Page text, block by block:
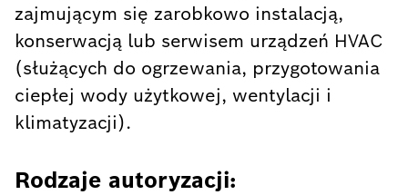
zajmującym się zarobkowo instalacją,
konserwacją lub serwisem urządzeń HVAC
(służących do ogrzewania, przygotowania
ciepłej wody użytkowej, wentylacji i
klimatyzacji).
Rodzaje autoryzacji: